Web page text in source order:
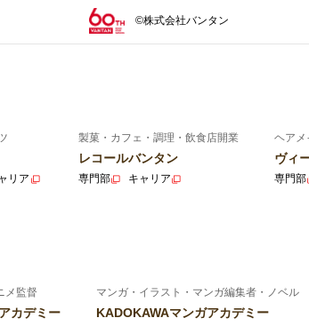
©株式会社バンタン
リア
製菓・カフェ・調理・飲食店開業
レコールバンタン
専門部 キャリア
ヘアメ
ヴィ
専門部
メ監督
カデミー
マンガ・イラスト・マンガ編集者・ノベル
KADOKAWAマンガアカデミー